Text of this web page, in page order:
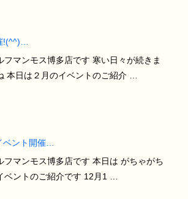
!(^^)…
フマンモス博多店です 寒い日々が続きま
本日は２月のイベントのご紹介 …
ント開催…
フマンモス博多店です 本日は がちゃがち
ベントのご紹介です 12月1 …